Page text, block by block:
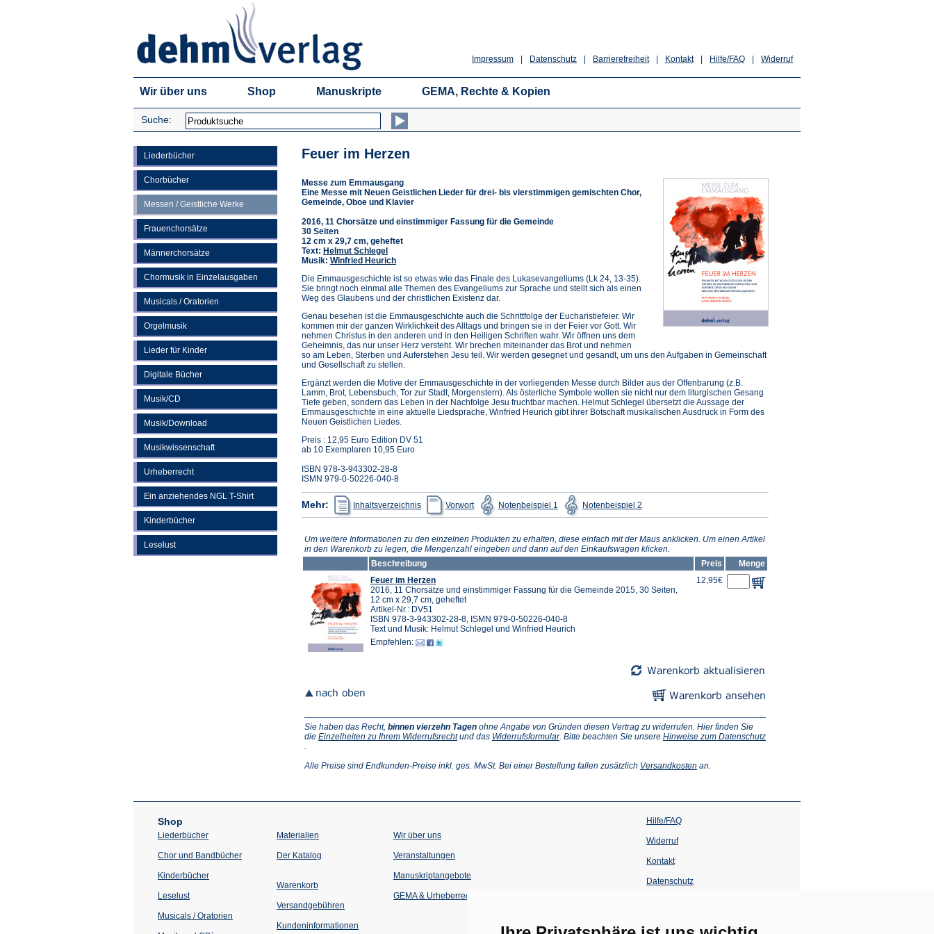
Widerruf
Hilfe/FAQ
Kontakt
Barrierefreiheit
Datenschutz
Impressum
Wir über uns Shop Manuskripte GEMA, Rechte & Kopien
Suche:
Liederbücher
Chorbücher
Messen / Geistliche Werke
Frauenchorsätze
Männerchorsätze
Chormusik in Einzelausgaben
Musicals / Oratorien
Orgelmusik
Lieder für Kinder
Digitale Bücher
Musik/CD
Musik/Download
Musikwissenschaft
Urheberrecht
Ein anziehendes NGL T-Shirt
Kinderbücher
Leselust
Feuer im Herzen
Messe zum Emmausgang
Eine Messe mit Neuen Geistlichen Lieder für drei- bis vierstimmigen gemischten Chor,
Gemeinde, Oboe und Klavier
2016, 11 Chorsätze und einstimmiger Fassung für die Gemeinde
30 Seiten
12 cm x 29,7 cm, geheftet
Text: Helmut Schlegel
Musik: Winfried Heurich
Die Emmausgeschichte ist so etwas wie das Finale des Lukasevangeliums (Lk 24, 13-35).
Sie bringt noch einmal alle Themen des Evangeliums zur Sprache und stellt sich als einen
Weg des Glaubens und der christlichen Existenz dar.
Genau besehen ist die Emmausgeschichte auch die Schrittfolge der Eucharistiefeier. Wir
kommen mir der ganzen Wirklichkeit des Alltags und bringen sie in der Feier vor Gott. Wir
nehmen Christus in den anderen und in den Heiligen Schriften wahr. Wir öffnen uns dem
Geheimnis, das nur unser Herz versteht. Wir brechen miteinander das Brot und nehmen
so am Leben, Sterben und Auferstehen Jesu teil. Wir werden gesegnet und gesandt, um uns den Aufgaben in Gemeinschaft
und Gesellschaft zu stellen.
Ergänzt werden die Motive der Emmausgeschichte in der vorliegenden Messe durch Bilder aus der Offenbarung (z.B.
Lamm, Brot, Lebensbuch, Tor zur Stadt, Morgenstern). Als österliche Symbole wollen sie nicht nur dem liturgischen Gesang
Tiefe geben, sondern das Leben in der Nachfolge Jesu fruchtbar machen. Helmut Schlegel übersetzt die Aussage der
Emmausgeschichte in eine aktuelle Liedsprache, Winfried Heurich gibt ihrer Botschaft musikalischen Ausdruck in Form des
Neuen Geistlichen Liedes.
Preis : 12,95 Euro Edition DV 51
ab 10 Exemplaren 10,95 Euro
ISBN 978-3-943302-28-8
ISMN 979-0-50226-040-8
Mehr: Inhaltsverzeichnis
(Öffnet
in
einem
Tab)
Vorwort
(Öffnet
in
einem
Tab)
Notenbeispiel 1
(Öffnet
in
einem
Tab)
Notenbeispiel 2in
einem
Tab)
Um weitere Informationen zu den einzelnen Produkten zu erhalten, diese einfach mit der Maus anklicken. Um einen Artikel
in den Warenkorb zu legen, die Mengenzahl eingeben und dann auf den Einkaufswagen klicken.
Beschreibung
Preis
Menge
Feuer im Herzen
2016, 11 Chorsätze und einstimmiger Fassung für die Gemeinde 2015, 30 Seiten,
12 cm x 29,7 cm, geheftet
Artikel-Nr.: DV51
ISBN 978-3-943302-28-8, ISMN 979-0-50226-040-8
Text und Musik: Helmut Schlegel und Winfried Heurich
Empfehlen:
12,95€
Sie haben das Recht, binnen vierzehn Tagen ohne Angabe von Gründen diesen Vertrag zu widerrufen. Hier finden Sie
die Einzelheiten zu Ihrem Widerrufsrecht(Öffnet
neuen
und das Widerrufsformular(Öffnet
neuen
. Bitte beachten Sie unsere Hinweise zum Datenschutz
einem
.
Alle Preise sind Endkunden-Preise inkl. ges. MwSt. Bei einer Bestellung fallen zusätzlich Versandkosten (Öffnet
Tab)
an.
Shop
Liederbücher
Chor und Bandbücher
Kinderbücher
Leselust
Musicals / Oratorien
Materialien
Der Katalog
Warenkorb
Versandgebühren
Kundeninformationen
Wir über uns
Veranstaltungen
einem
Tab)
Manuskriptangebote
GEMA & Urheberrecht
Hilfe/FAQ
Widerruf
Kontakt
Datenschutz